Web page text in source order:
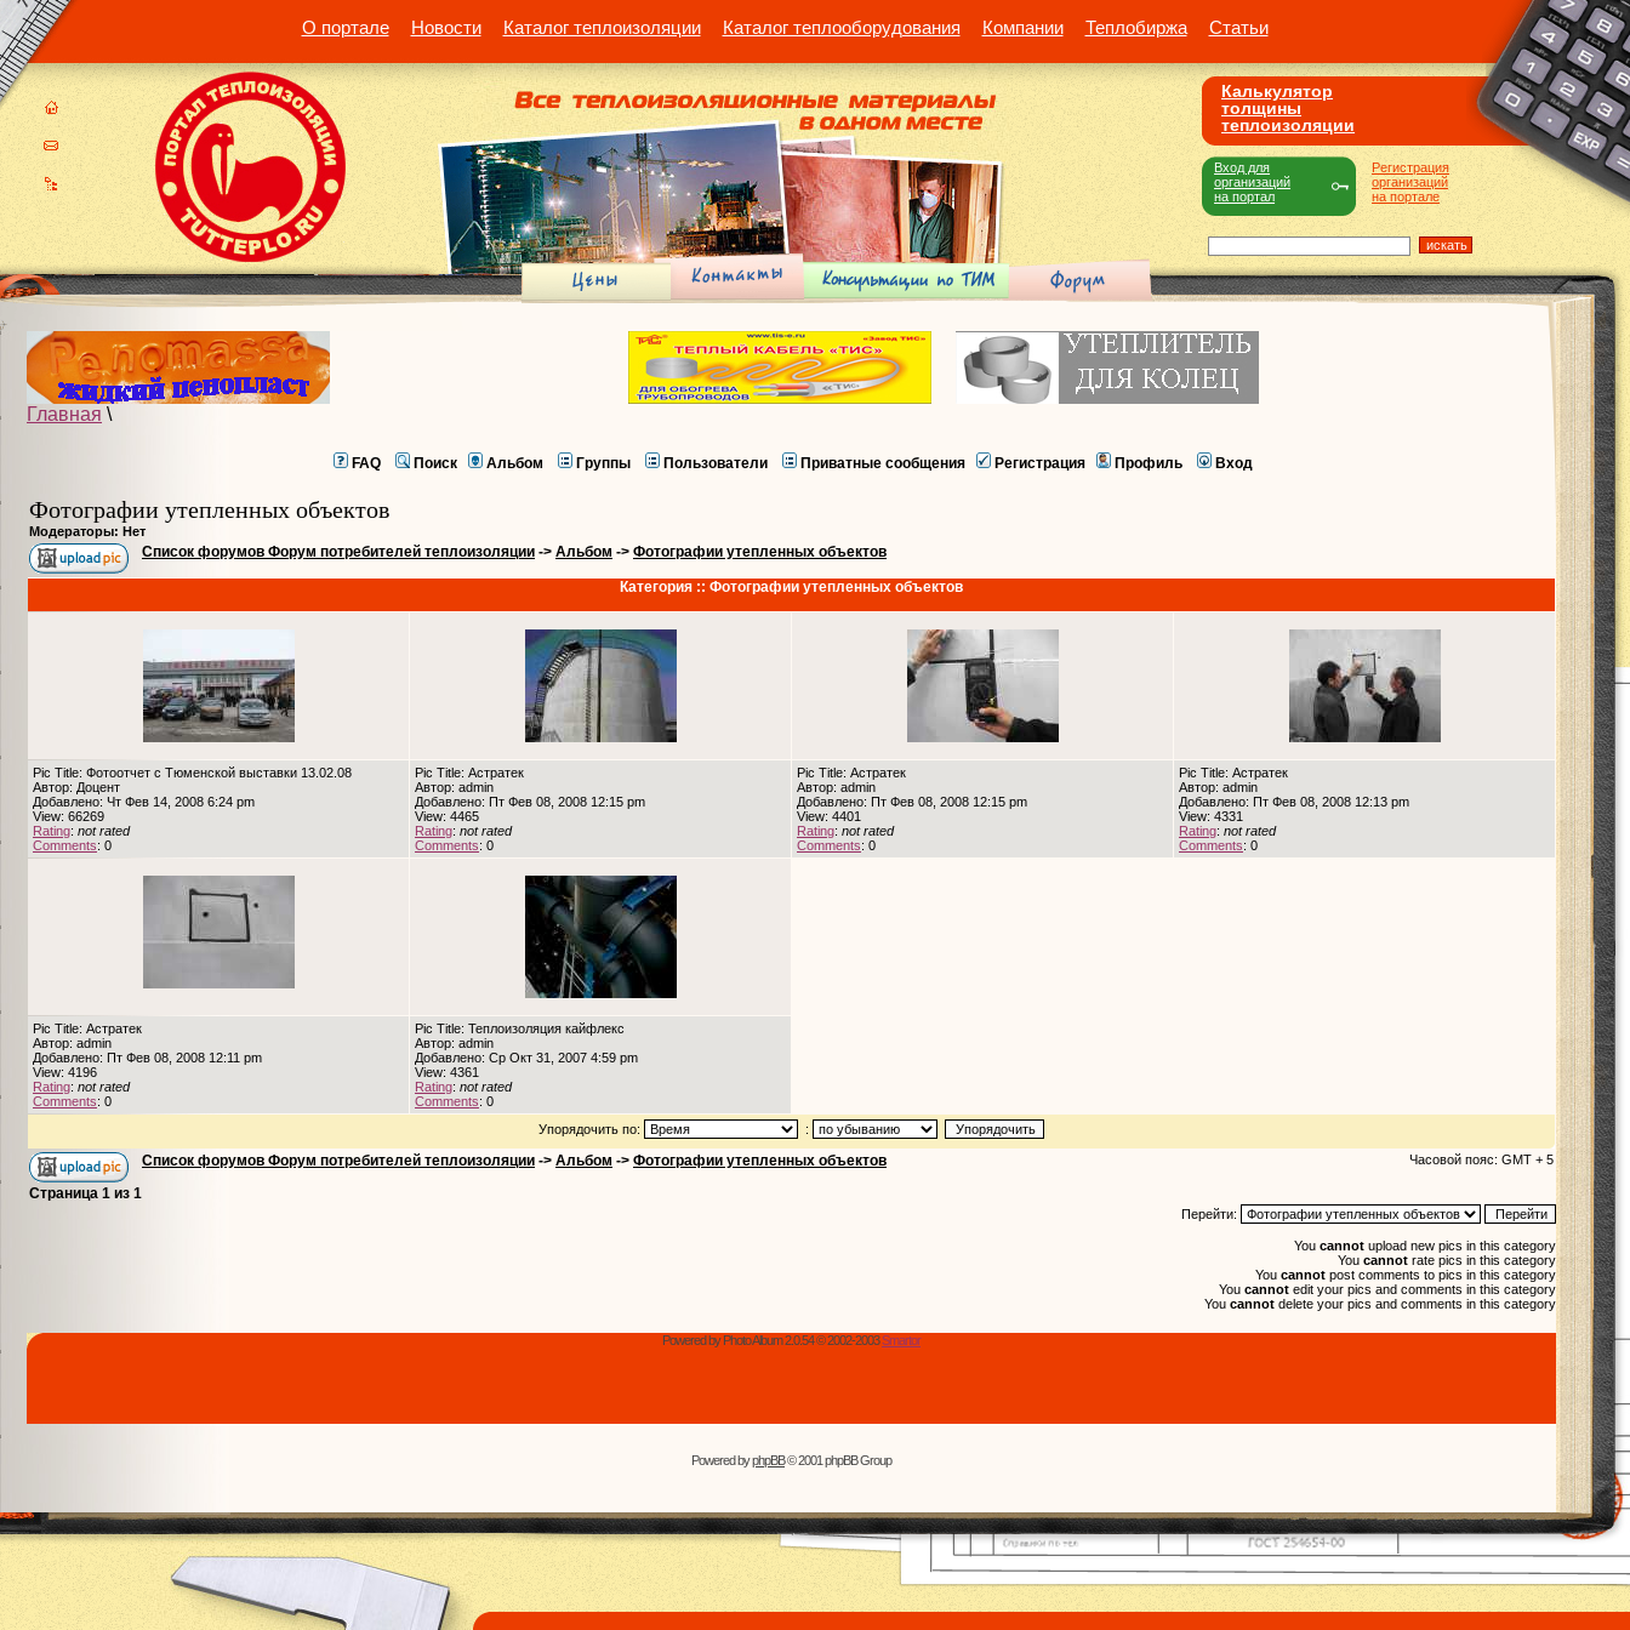
О портале Новости Каталог теплоизоляции Каталог теплооборудования Компании Теплобиржа Статьи
Калькулятор
толщины
теплоизоляции
Регистрация
организаций
на портале
Вход для
организаций
на портал
Главная \
FAQ Поиск Альбом Группы Пользователи Приватные сообщения Регистрация Профиль Вход
Фотографии утепленных объектов
Модераторы: Нет
Список форумов Форум потребителей теплоизоляции -> Альбом -> Фотографии утепленных объектов
Категория :: Фотографии утепленных объектов
Pic Title: Фотоотчет с Тюменской выставки 13.02.08
Автор: Доцент
Добавлено: Чт Фев 14, 2008 6:24 pm
View: 66269
Rating: not rated
Comments: 0
Pic Title: Астратек
Автор: admin
Добавлено: Пт Фев 08, 2008 12:15 pm
View: 4465
Rating: not rated
Comments: 0
Pic Title: Астратек
Автор: admin
Добавлено: Пт Фев 08, 2008 12:15 pm
View: 4401
Rating: not rated
Comments: 0
Pic Title: Астратек
Автор: admin
Добавлено: Пт Фев 08, 2008 12:13 pm
View: 4331
Rating: not rated
Comments: 0
Pic Title: Астратек
Автор: admin
Добавлено: Пт Фев 08, 2008 12:11 pm
View: 4196
Rating: not rated
Comments: 0
Pic Title: Теплоизоляция кайфлекс
Автор: admin
Добавлено: Ср Окт 31, 2007 4:59 pm
View: 4361
Rating: not rated
Comments: 0
Упорядочить по:
:
Список форумов Форум потребителей теплоизоляции -> Альбом -> Фотографии утепленных объектов Часовой пояс: GMT + 5
Страница 1 из 1
Перейти:
You cannot upload new pics in this category
You cannot rate pics in this category
You cannot post comments to pics in this category
You cannot edit your pics and comments in this category
You cannot delete your pics and comments in this category
Powered by Photo Album 2.0.54 © 2002-2003Smartor
Powered byphpBB© 2001 phpBB Group